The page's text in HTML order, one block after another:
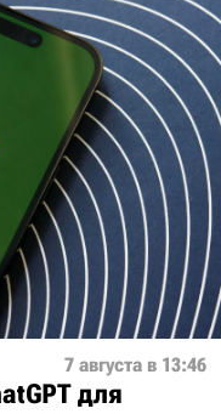
7 августа в 13:46
для